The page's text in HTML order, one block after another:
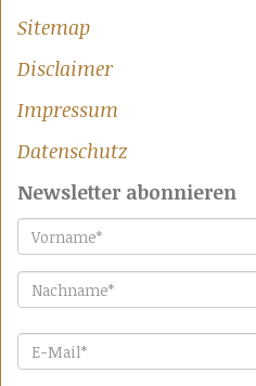
Sitemap
Disclaimer
Impressum
Datenschutz
Newsletter abonnieren
Vorname
Nachname
E-Mail*